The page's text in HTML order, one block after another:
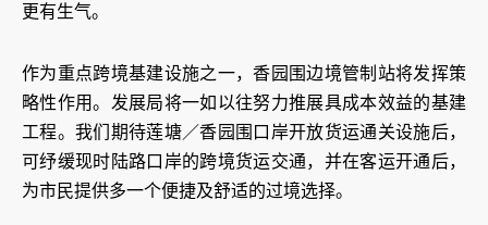
更有生气。
作为重点跨境基建设施之一，香园围边境管制站将发挥策
略性作用。发展局将一如以往努力推展具成本效益的基建
工程。我们期待莲塘／香园围口岸开放货运通关设施后，
可纾缓现时陆路口岸的跨境货运交通，并在客运开通后，
为市民提供多一个便捷及舒适的过境选择。